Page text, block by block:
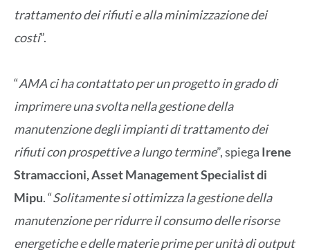
trattamento dei rifiuti e alla minimizzazione dei
costi”.
“AMA ci ha contattato per un progetto in grado di
imprimere una svolta nella gestione della
manutenzione degli impianti di trattamento dei
rifiuti con prospettive a lungo termine”, spiega Irene
Stramaccioni, Asset Management Specialist di
Mipu. “Solitamente si ottimizza la gestione della
manutenzione per ridurre il consumo delle risorse
energetiche e delle materie prime per unità di output